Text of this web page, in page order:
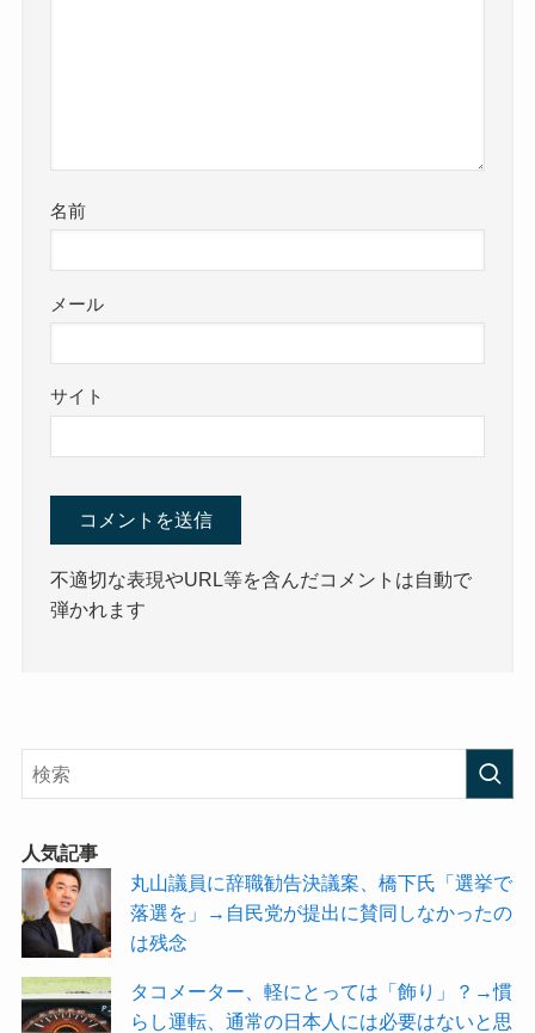
名前
メール
サイト
不適切な表現やURL等を含んだコメントは自動で
弾かれます
人気記事
丸山議員に辞職勧告決議案、橋下氏「選挙で
落選を」→自民党が提出に賛同しなかったの
は残念
タコメーター、軽にとっては「飾り」？→慣
らし運転、通常の日本人には必要はないと思